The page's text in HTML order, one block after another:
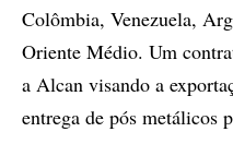
Colômbia, Venezuela,
Oriente Médio. Um
a Alcan visando a
entrega de pós metálicos